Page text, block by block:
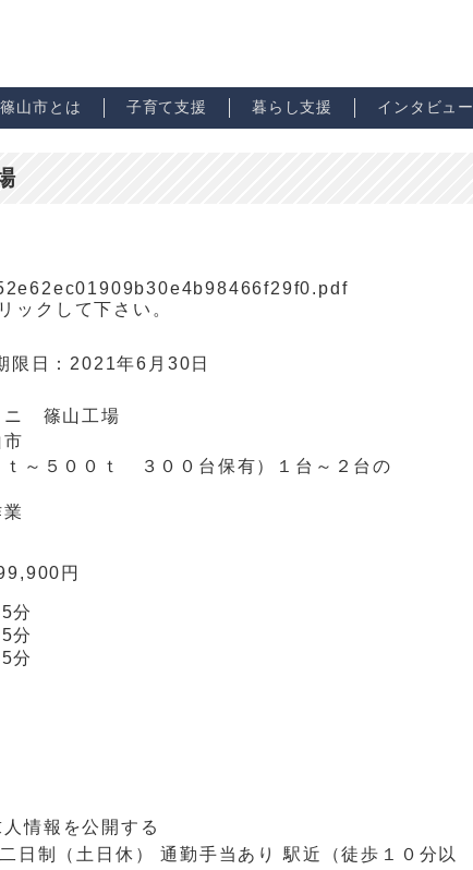
山市とは 子育て支援 暮らし支援 インタビュー
ックして下さい。
限日： 2021年6月30日
ニ 篠山工場
ｔ～５００ｔ ３００台保有）１台～２台の
円
分
分
分
情報を公開する
日制（土日休） 通勤手当あり
駅近（徒歩１０分以